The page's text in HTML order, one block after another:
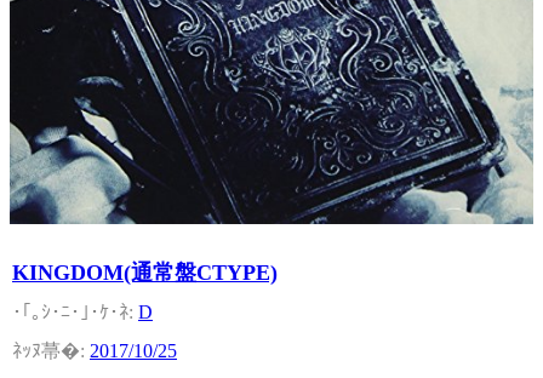
KINGDOM(通常盤CTYPE)
D
2017/10/25